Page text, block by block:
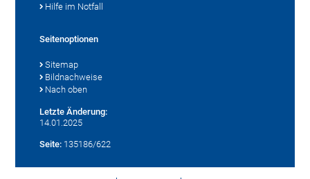
Hilfe im Notfall
Seitenoptionen
Sitemap
Bildnachweise
Nach oben
Letzte Änderung:
14.01.2025
Seite: 135186/622